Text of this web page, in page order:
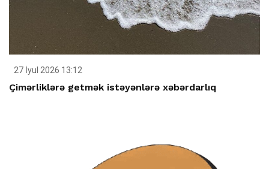
27 İyul 2026 13:12
Çimərliklərə getmək istəyənlərə xəbərdarlıq